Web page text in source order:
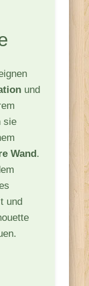
und
sie
Wand.
und